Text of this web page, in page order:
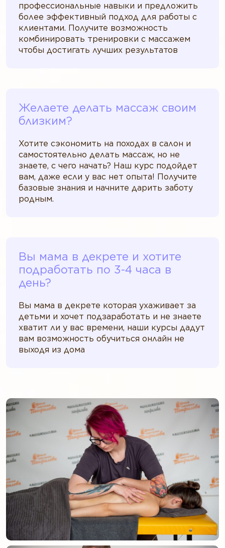
профессиональные навыки и предложить
более эффективный подход для работы с
клиентами. Получите возможность
комбинировать тренировки с массажем
чтобы достигать лучших результатов
Желаете делать массаж своим
близким?
Хотите сэкономить на походах в салон и
самостоятельно делать массаж, но не
знаете, с чего начать? Наш курс подойдет
вам, даже если у вас нет опыта! Получите
базовые знания и начните дарить заботу
родным.
Вы мама в декрете и хотите
подработать по 3-4 часа в
день?
Вы мама в декрете которая ухаживает за
детьми и хочет подзаработать и не знаете
хватит ли у вас времени, наши курсы дадут
вам возможность обучиться онлайн не
выходя из дома